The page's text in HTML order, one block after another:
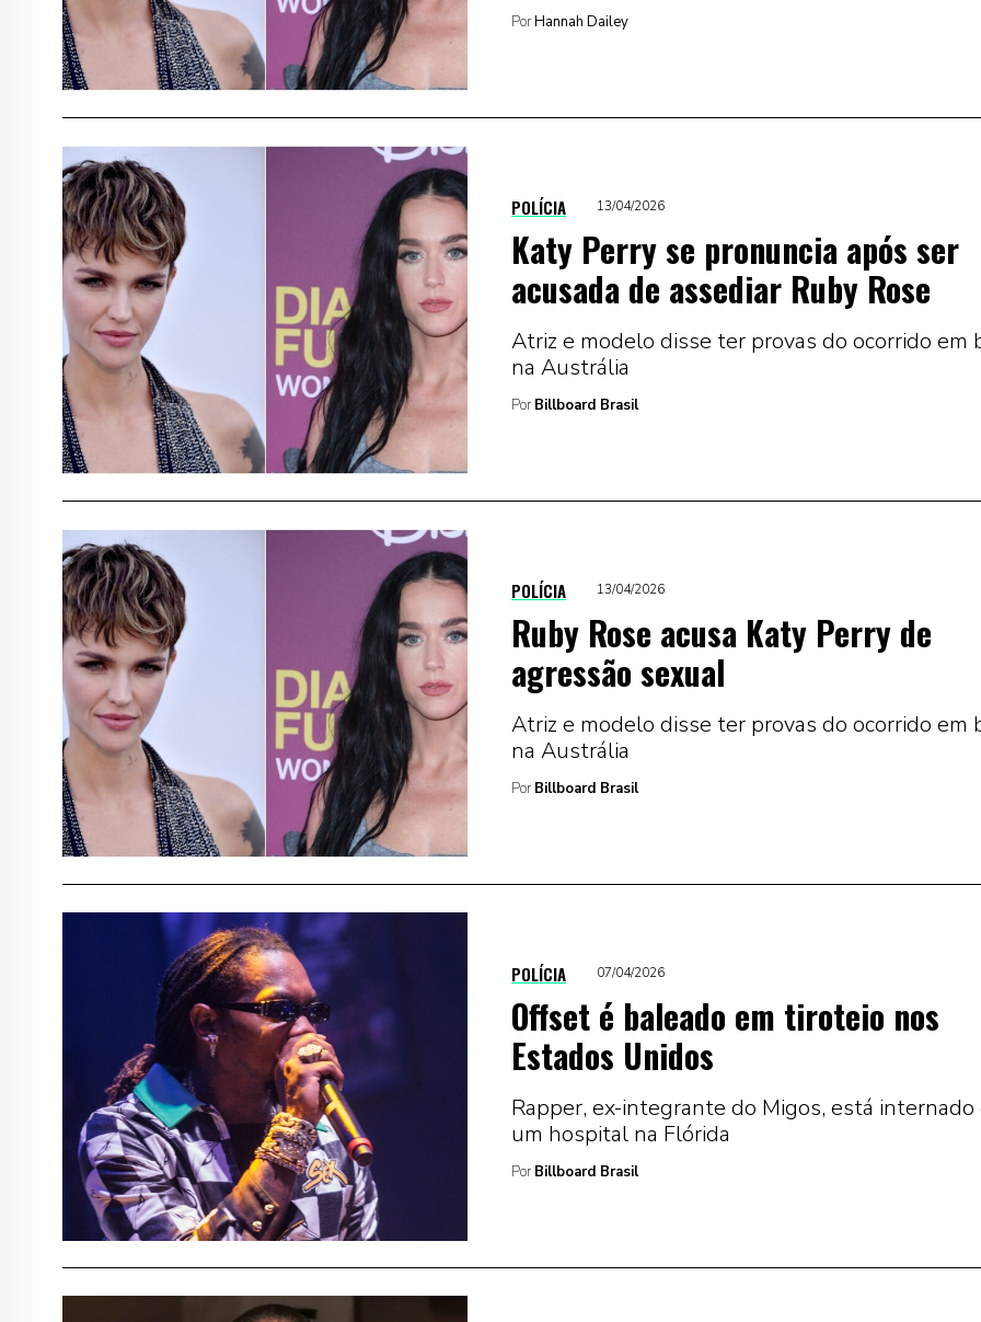
PorHannah Dailey
POLÍCIA 13/04/2026
Katy Perry se pronuncia após ser
acusada de assediar Ruby Rose
Atriz e modelo disse ter provas do ocorrido em
na Austrália
Por Billboard Brasil
POLÍCIA 13/04/2026
Ruby Rose acusa Katy Perry de
agressão sexual
Atriz e modelo disse ter provas do ocorrido em
na Austrália
Por Billboard Brasil
POLÍCIA 07/04/2026
Offset é baleado em tiroteio nos
Estados Unidos
Rapper, ex-integrante do Migos, está internado
um hospital na Flórida
Por Billboard Brasil